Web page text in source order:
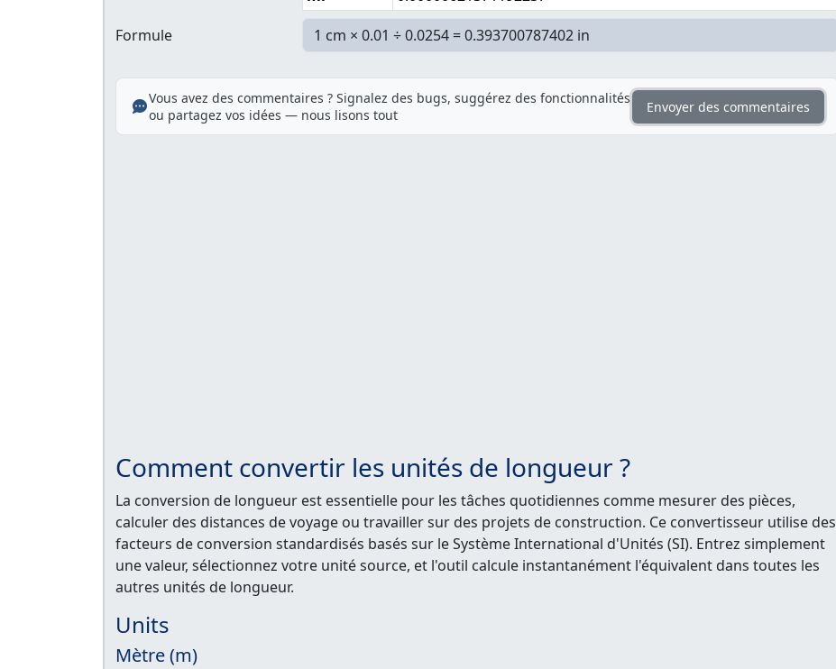
Formule
Vous avez des commentaires ? Signalez des bugs, suggérez des fonctionnalités
ou partagez vos idées — nous lisons tout
Envoyer des commentaires
Comment convertir les unités de longueur ?
La conversion de longueur est essentielle pour les tâches quotidiennes comme mesurer des pièces,
calculer des distances de voyage ou travailler sur des projets de construction. Ce convertisseur utilise des
facteurs de conversion standardisés basés sur le Système International d'Unités (SI). Entrez simplement
une valeur, sélectionnez votre unité source, et l'outil calcule instantanément l'équivalent dans toutes les
autres unités de longueur.
Units
Mètre (m)